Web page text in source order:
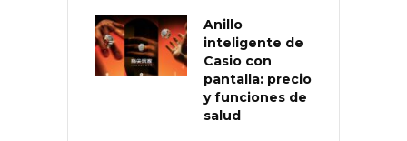
Anillo
inteligente de
Casio con
pantalla: precio
y funciones de
salud